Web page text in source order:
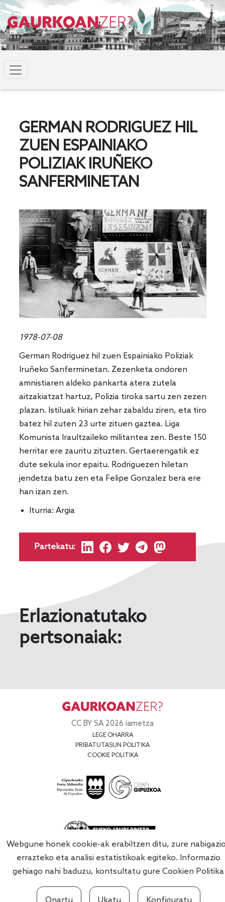
GERMAN RODRIGUEZ HIL
ZUEN ESPAINIAKO
POLIZIAK IRUÑEKO
SANFERMINETAN
1978-07-08
German Rodriguez hil zuen Espainiako Poliziak
Iruñeko Sanferminetan. Zezenketa ondoren
amnistiaren aldeko pankarta atera zutela
aitzakiatzat hartuz, Polizia tiroka sartu zen zezen
plazan. Istiluak hirian zehar zabaldu ziren, eta tiro
batez hil zuten 23 urte zituen gaztea. Liga
Komunista Iraultzaileko militantea zen. Beste 150
herritar ere zauritu zituzten. Gertaerengatik ez
dute sekula inor epaitu. Rodriguezen hiletan
jendetza batu zen eta Felipe Gonzalez bera ere
han izan zen.
Iturria: Argia
Partekatu:
Erlazionatutako
pertsonaiak:
CC BY SA 2026 iametza
LEGE OHARRA
PRIBATUTASUN POLITIKA
COOKIE POLITIKA
Webgune honek cookie-ak erabiltzen ditu, zure
errazteko eta analisi estatistikoak egiteko. Informazio
gehiago nahi baduzu, kontsultatu gure Cookien Politika